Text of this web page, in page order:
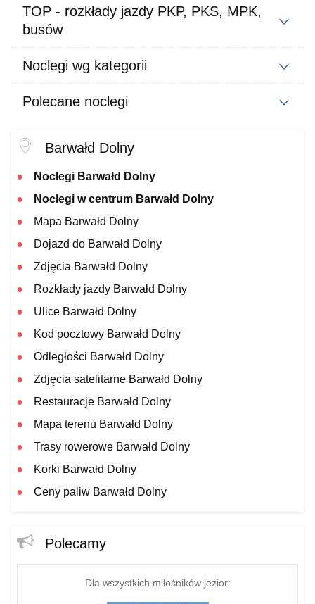
TOP - rozkłady jazdy PKP, PKS, MPK,
busów
Noclegi wg kategorii
Polecane noclegi
Barwałd Dolny
Noclegi Barwałd Dolny
Noclegi w centrum Barwałd Dolny
Mapa Barwałd Dolny
Dojazd do Barwałd Dolny
Zdjęcia Barwałd Dolny
Rozkłady jazdy Barwałd Dolny
Ulice Barwałd Dolny
Kod pocztowy Barwałd Dolny
Odległości Barwałd Dolny
Zdjęcia satelitarne Barwałd Dolny
Restauracje Barwałd Dolny
Mapa terenu Barwałd Dolny
Trasy rowerowe Barwałd Dolny
Korki Barwałd Dolny
Ceny paliw Barwałd Dolny
Polecamy
Dla wszystkich miłośników jezior: